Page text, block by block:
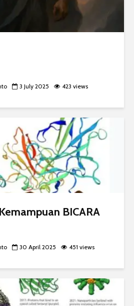
3 July 2025 423 views
BICARA
30 April 2025 451 views